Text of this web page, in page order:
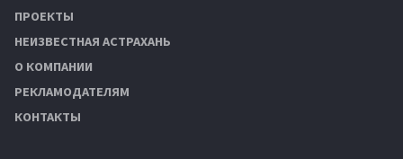
ПРОЕКТЫ
НЕИЗВЕСТНАЯ АСТРАХАНЬ
О КОМПАНИИ
РЕКЛАМОДАТЕЛЯМ
КОНТАКТЫ